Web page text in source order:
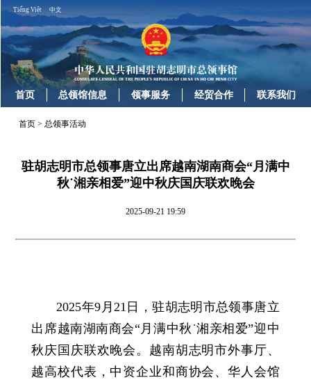
Tiếng Việt 中文
首页 总领馆信息 领事服务 经贸合作 联系我们
首页 >总领事活动
驻胡志明市总领事唐立出席越南湖南商会“月满中
秋˙湘亲相爱”迎中秋庆国庆联欢晚会
2025-09-21 19:59
2025年9月21日，驻胡志明市总领事唐立
出席越南湖南商会“月满中秋˙湘亲相爱”迎中
秋庆国庆联欢晚会。越南胡志明市外事厅、
越高校代表，中资企业和商协会、华人会馆